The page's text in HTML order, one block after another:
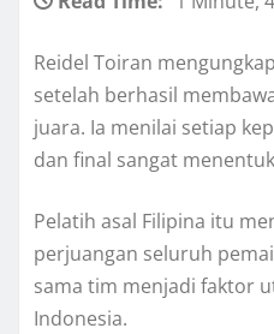
Reidel Toiran
setelah berhasil
juara. Ia menilai setiap
dan final sangat
Pelatih asal Filipina itu
perjuangan seluruh
sama tim menjadi faktor
Indonesia.